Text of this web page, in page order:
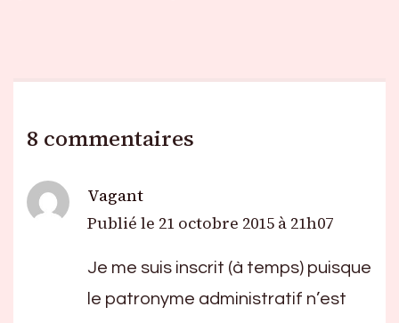
8 commentaires
Vagant
Publié le 21 octobre 2015 à 21h07
Je me suis inscrit (à temps) puisque
le patronyme administratif n’est